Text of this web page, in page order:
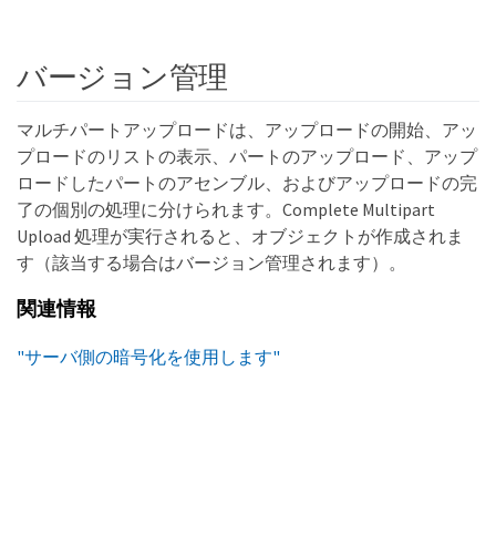
バージョン管理
マルチパートアップロードは、アップロードの開始、アッ
プロードのリストの表示、パートのアップロード、アップ
ロードしたパートのアセンブル、およびアップロードの完
了の個別の処理に分けられます。Complete Multipart
Upload 処理が実行されると、オブジェクトが作成されま
す（該当する場合はバージョン管理されます）。
関連情報
"サーバ側の暗号化を使用します"